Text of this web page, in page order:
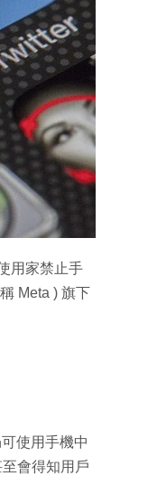
用家禁止手
Meta ) 旗下
使用手機中
會得知用戶